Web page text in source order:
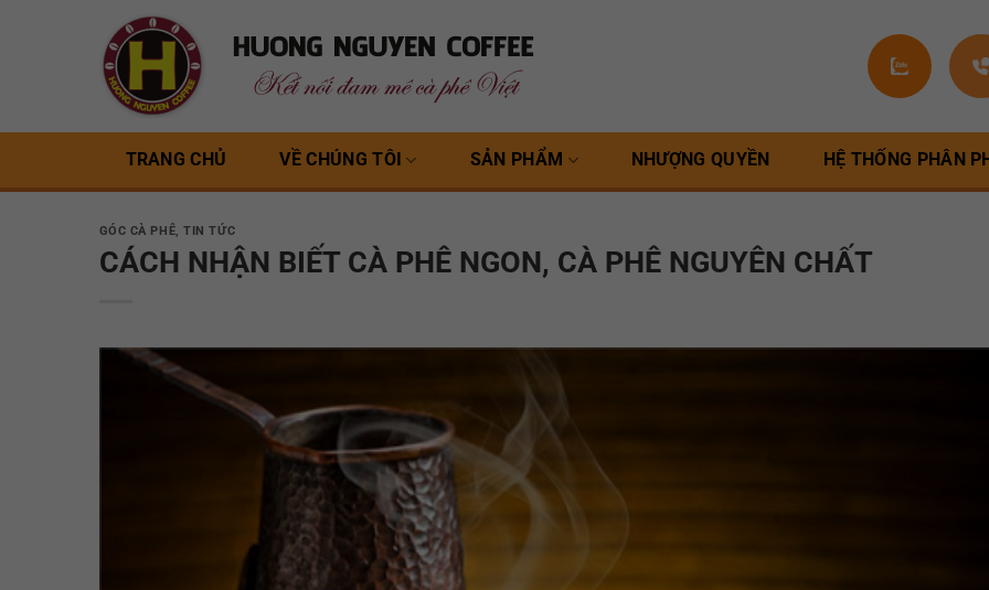
TRANG CHỦ VỀ CHÚNG TÔI SẢN PHẨM NHƯỢNG QUYỀN HỆ THỐNG PHÂN
GÓC CÀ PHÊ,TIN TỨC
CÁCH NHẬN BIẾT CÀ PHÊ NGON, CÀ PHÊ NGUYÊN CHẤT